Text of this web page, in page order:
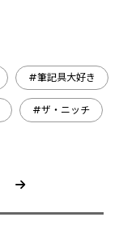
#筆記具大好き
#ザ・ニッチ